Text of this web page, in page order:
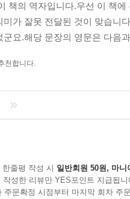
책의 역자입니다.우선 이 책
미가 잘못 전달된 것이 맞습니
군요.해당 문장의 영문은 다음
천합니다.
줄평 작성 시 일반회원 50원, 마니
성한 리뷰만 YES포인트 지급됩니
주문확정 시점부터 마지막 회차 주